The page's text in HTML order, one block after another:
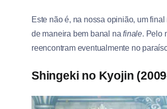
Este não é, na nossa opinião, um
de maneira bem banal nafinale. Pelo
reencontram eventualmente no
Shingeki no Kyojin